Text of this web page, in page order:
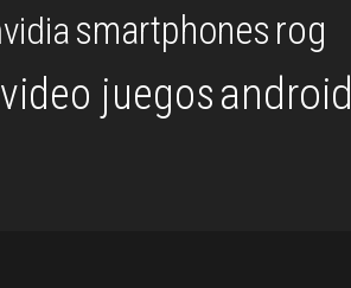
smartphones rog
video juegosandroid